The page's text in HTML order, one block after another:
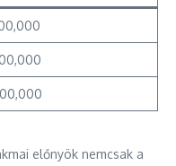
előnyök nemcsak a